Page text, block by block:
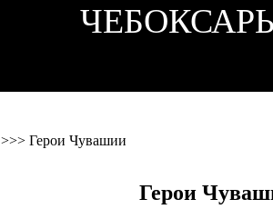
>>>Герои Чувашии
Герои